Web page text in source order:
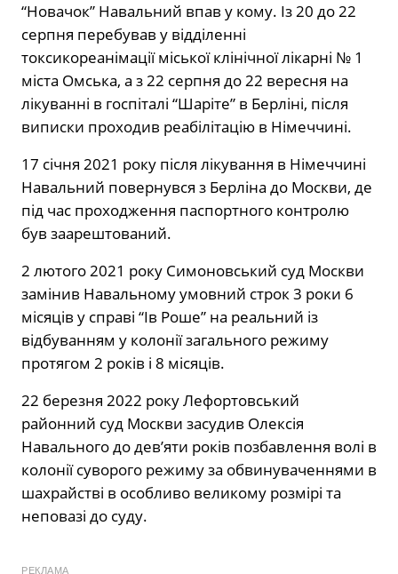
“Новачок” Навальний впав у кому. Із 20 до 22
серпня перебував у відділенні
токсикореанімації міської клінічної лікарні № 1
міста Омська, а з 22 серпня до 22 вересня на
лікуванні в госпіталі “Шаріте” в Берліні, після
виписки проходив реабілітацію в Німеччині.
17 січня 2021 року після лікування в Німеччині
Навальний повернувся з Берліна до Москви, де
під час проходження паспортного контролю
був заарештований.
2 лютого 2021 року Симоновський суд Москви
замінив Навальному умовний строк 3 роки 6
місяців у справі “Ів Роше” на реальний із
відбуванням у колонії загального режиму
протягом 2 років і 8 місяців.
22 березня 2022 року Лефортовський
районний суд Москви засудив Олексія
Навального до дев’яти років позбавлення волі в
колонії суворого режиму за обвинуваченнями в
шахрайстві в особливо великому розмірі та
неповазі до суду.
РЕКЛАМА